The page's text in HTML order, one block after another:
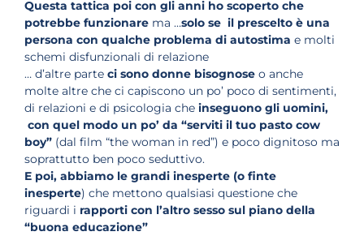
Questa tattica poi con gli anni ho scoperto che
potrebbe funzionare ma …solo se il prescelto è una
persona con qualche problema di autostima e molti
schemi disfunzionali di relazione
… d’altre parte ci sono donne bisognose o anche
molte altre che ci capiscono un po’ poco di sentimenti,
di relazioni e di psicologia che inseguono gli uomini,
con quel modo un po’ da “serviti il tuo pasto cow
boy” (dal film “the woman in red”) e poco dignitoso ma
soprattutto ben poco seduttivo.
E poi, abbiamo le grandi inesperte (o finte
inesperte) che mettono qualsiasi questione che
riguardi i rapporti con l’altro sesso sul piano della
“buona educazione”